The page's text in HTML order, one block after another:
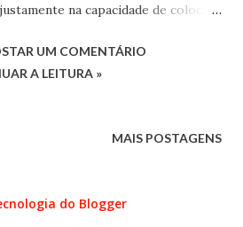
na capacidade de colocar-
diferenças. Hoje em dia,
do mundo virtual, onde as
resposta. Este silêncio é muito
nas redes, é um silêncio covarde,
UM COMENTÁRIO
A LEITURA »
MAIS POSTAGENS
do Blogger